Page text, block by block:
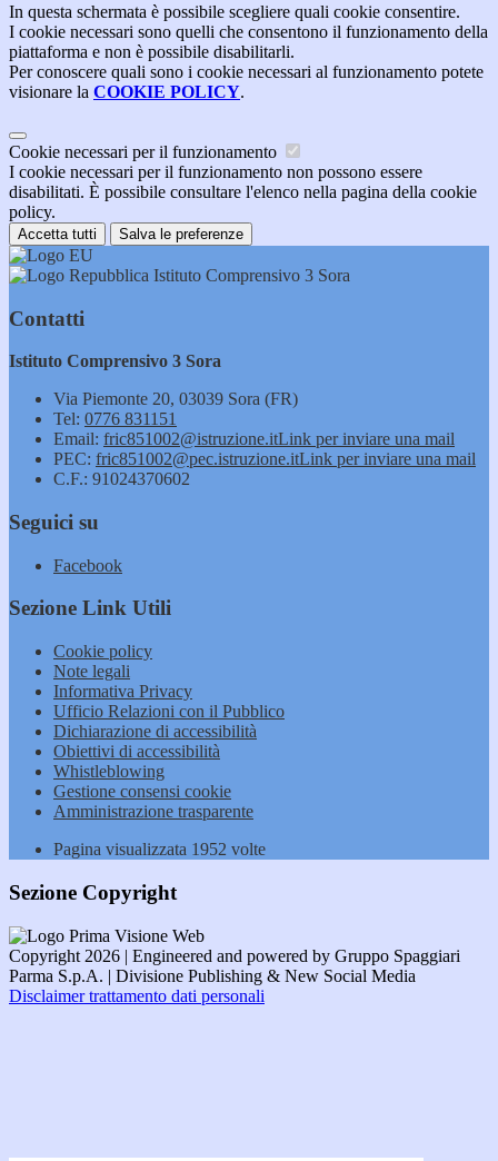
In questa schermata è possibile scegliere quali cookie consentire.
I cookie necessari sono quelli che consentono il funzionamento della
piattaforma e non è possibile disabilitarli.
Per conoscere quali sono i cookie necessari al funzionamento potete
visionare la COOKIE POLICY.
Cookie necessari per il funzionamento
I cookie necessari per il funzionamento non possono essere
disabilitati. È possibile consultare l'elenco nella pagina della cookie
policy.
Accetta tutti Salva le preferenze
Istituto Comprensivo 3 Sora
Contatti
Istituto Comprensivo 3 Sora
Via Piemonte 20, 03039 Sora (FR)
Tel: 0776 831151
Email: fric851002@istruzione.itLink per inviare una mail
PEC: fric851002@pec.istruzione.itLink per inviare una mail
C.F.: 91024370602
Seguici su
Facebook
Sezione Link Utili
Cookie policy
Note legali
Informativa Privacy
Ufficio Relazioni con il Pubblico
Dichiarazione di accessibilità
Obiettivi di accessibilità
Whistleblowing
Gestione consensi cookie
Amministrazione trasparente
Pagina visualizzata 1952 volte
Sezione Copyright
Copyright 2026 | Engineered and powered by Gruppo Spaggiari
Parma S.p.A. | Divisione Publishing & New Social Media
Disclaimer trattamento dati personali